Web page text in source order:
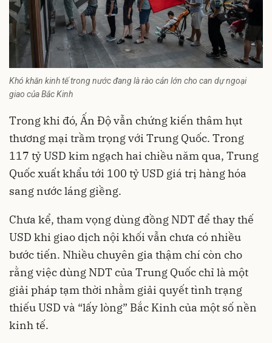
Khó khăn kinh tế trong nước đang là rào cản lớn cho can dự ngoại
giao của Bắc Kinh
Trong khi đó, Ấn Độ vẫn chứng kiến thâm hụt
thương mại trầm trọng với Trung Quốc. Trong
117 tỷ USD kim ngạch hai chiều năm qua, Trung
Quốc xuất khẩu tới 100 tỷ USD giá trị hàng hóa
sang nước láng giềng.
Chưa kể, tham vọng dùng đồng NDT để thay thế
USD khi giao dịch nội khối vẫn chưa có nhiều
bước tiến. Nhiều chuyên gia thậm chí còn cho
rằng việc dùng NDT của Trung Quốc chỉ là một
giải pháp tạm thời nhằm giải quyết tình trạng
thiếu USD và “lấy lòng” Bắc Kinh của một số nền
kinh tế.